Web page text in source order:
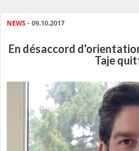
NEWS - 09.10.2017
En désaccord
Taje